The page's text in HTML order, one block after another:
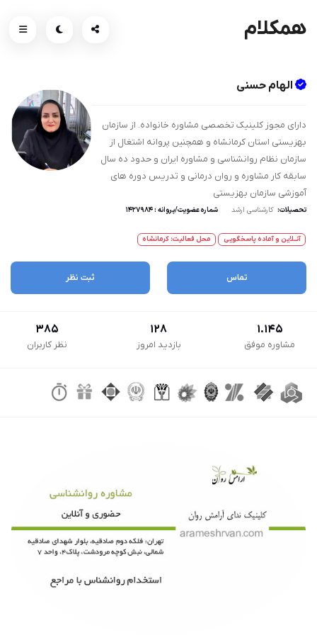
همکلام
الهام حسنی
دارای مجوز کلینیک تخصصی مشاوره خانواده. از سازمان
بهزیستی استان کرمانشاه و همچنین پروانه اشتغال از
سازمان نظام روانشناسی و مشاوره ایران و حدود ده سال
سابقه کار مشاوره و روان درمانی و تدریس دوره های
آموزشی سازمان بهزیستی
تحصیلات: کارشناسی ارشد شماره عضویت/پروانه : 1427984
آنــلاین و آماده پاسخگویی محل فعالیت: کرمانشاه
تماس ثبت نظر
1.145
مشاوره موفق
128
بازدید امروز
385
نظر کاربران